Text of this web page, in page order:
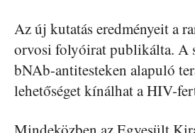
Az új kutatás eredményeit a
orvosi folyóirat publikálta. A
bNAb-antitesteken alapuló
lehetőséget kínálhat a HIV-